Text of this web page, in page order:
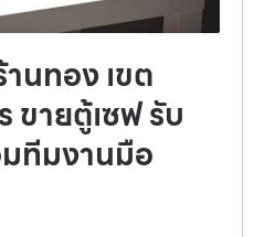
นทอง เขต
ขายตู้เซฟ รับ
ทีมงานมือ